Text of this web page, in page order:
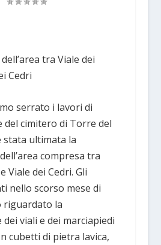
tra Viale dei
Cedri
serrato i lavori di
cimitero di Torre del
stata ultimata la
compresa tra
Viale dei Cedri. Gli
nello scorso mese di
riguardato la
viali e dei marciapiedi
cubetti di pietra lavica,